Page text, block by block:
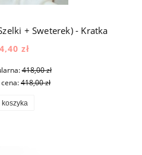
+ Sweterek) - Kratka
zł
418,00 zł
418,00 zł
koszyka